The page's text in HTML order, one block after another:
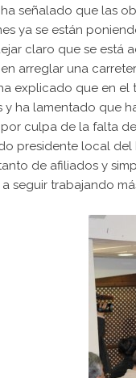
ha señalado que las
ya se están
claro que se está
arreglar una
explicado que en el
y ha lamentado que
culpa de la falta
presidente local
de afiliados y
a seguir trabajando